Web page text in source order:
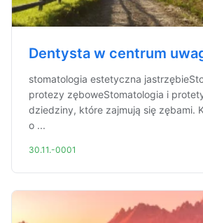
Dentysta w centrum
stomatologia estetyczna
protezy zęboweStomatologia i
dziedziny, które zajmują się zębami.
o ...
30.11.-0001